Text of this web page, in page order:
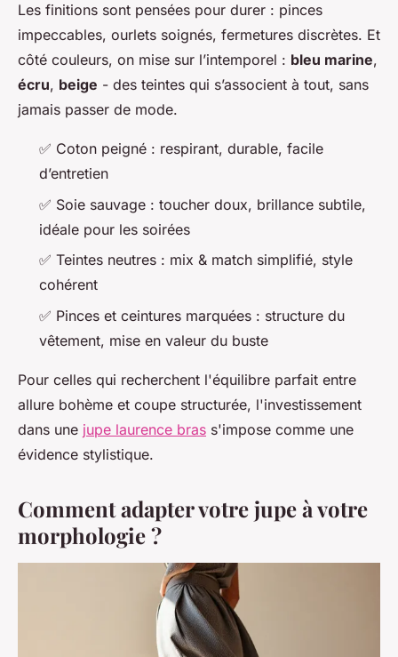
Les finitions sont pensées pour durer : pinces
impeccables, ourlets soignés, fermetures discrètes. Et
côté couleurs, on mise sur l’intemporel : bleu marine,
écru, beige - des teintes qui s’associent à tout, sans
jamais passer de mode.
✅ Coton peigné : respirant, durable, facile
d’entretien
✅ Soie sauvage : toucher doux, brillance subtile,
idéale pour les soirées
✅ Teintes neutres : mix & match simplifié, style
cohérent
✅ Pinces et ceintures marquées : structure du
vêtement, mise en valeur du buste
Pour celles qui recherchent l'équilibre parfait entre
allure bohème et coupe structurée, l'investissement
dans une jupe laurence bras s'impose comme une
évidence stylistique.
Comment adapter votre jupe à votre
morphologie ?